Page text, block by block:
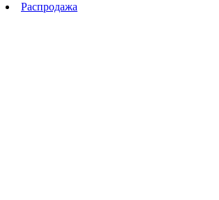
Распродажа